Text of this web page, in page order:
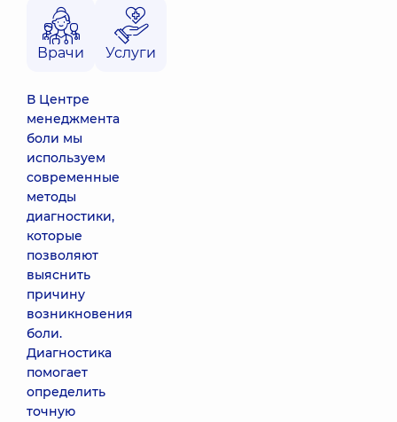
Врачи Услуги
В Центре
менеджмента
боли мы
используем
современные
методы
диагностики,
которые
позволяют
выяснить
причину
возникновения
боли.
Диагностика
помогает
определить
точную